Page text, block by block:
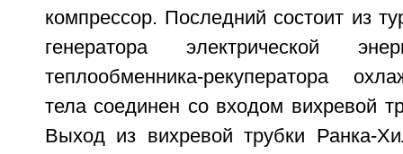
компрессор. Последний состоит из
генератора электрической
теплообменника-рекуператора
тела соединен со входом вихревой
Выход из вихревой трубки Ранка-